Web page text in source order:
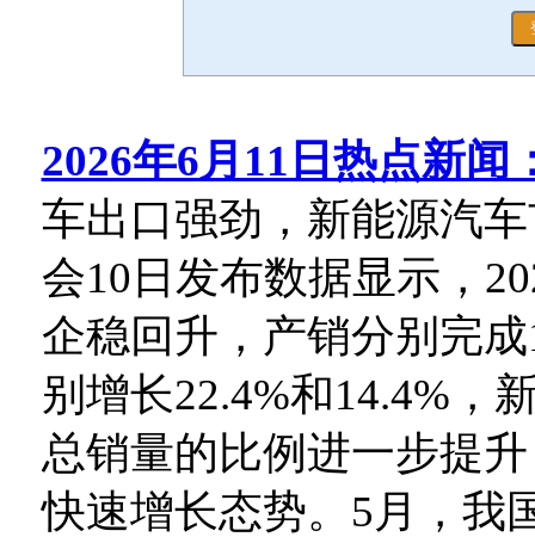
2026年6月11日热点新闻
车出口强劲，新能源汽
会10日发布数据显示，
企稳回升，产销分别完
别增长22.4%和14.4%，
总销量的比例进一步提
快速增长态势。5月，我